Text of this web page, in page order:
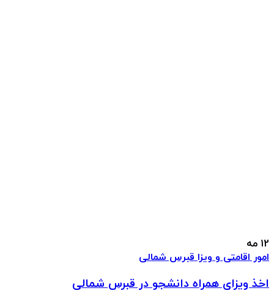
12 مه
امور اقامتی و ویزا قبرس شمالی
اخذ ویزای همراه دانشجو در قبرس شمالی